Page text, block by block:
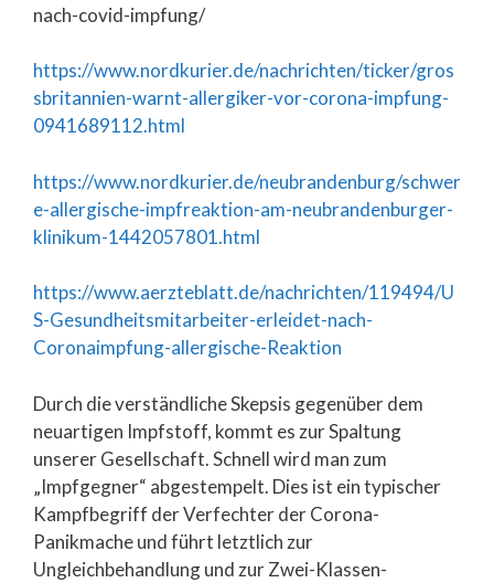
nach-covid-impfung/
https://www.nordkurier.de/nachrichten/ticker/gros
sbritannien-warnt-allergiker-vor-corona-impfung-
0941689112.html
https://www.nordkurier.de/neubrandenburg/schwer
e-allergische-impfreaktion-am-neubrandenburger-
klinikum-1442057801.html
https://www.aerzteblatt.de/nachrichten/119494/U
S-Gesundheitsmitarbeiter-erleidet-nach-
Coronaimpfung-allergische-Reaktion
Durch die verständliche Skepsis gegenüber dem
neuartigen Impfstoff, kommt es zur Spaltung
unserer Gesellschaft. Schnell wird man zum
„Impfgegner“ abgestempelt. Dies ist ein typischer
Kampfbegriff der Verfechter der Corona-
Panikmache und führt letztlich zur
Ungleichbehandlung und zur Zwei-Klassen-